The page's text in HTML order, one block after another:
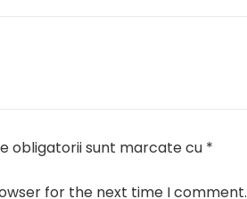
obligatorii sunt marcate cu *
for the next time I comment.